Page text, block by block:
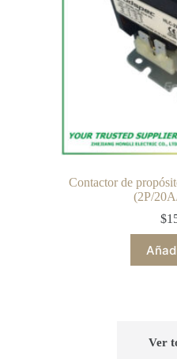
Contactor de
(2P/
$
Ver